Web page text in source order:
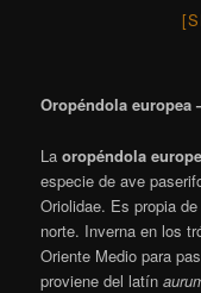
Oropéndola
Laoropéndola
especie de ave
Oriolidae. Es propia
norte. Inverna en los
Oriente Medio para
proviene del latín